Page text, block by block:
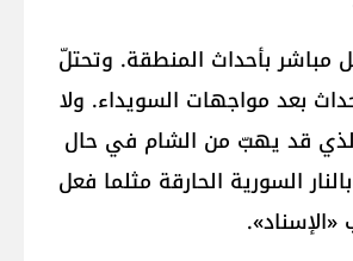
مباشر بأحداث المنطقة. وتحتلّ
بعد مواجهات السويداء. ولا
قد يهبّ من الشام في حال
السورية الحارقة مثلما فعل